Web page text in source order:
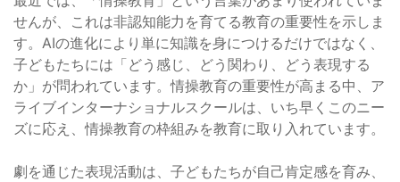
せんが、これは非認知能力を育てる教育の重要性を示しま
す。AIの進化により単に知識を身につけるだけではなく、
子どもたちには「どう感じ、どう関わり、どう表現する
か」が問われています。情操教育の重要性が高まる中、ア
ライブインターナショナルスクールは、いち早くこのニー
ズに応え、情操教育の枠組みを教育に取り入れています。
劇を通じた表現活動は、子どもたちが自己肯定感を育み、